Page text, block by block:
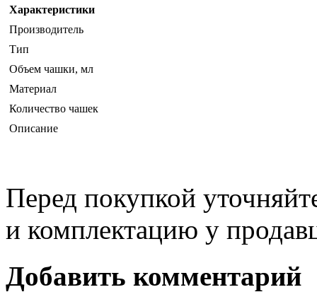
Характеристики
Производитель
Тип
Объем чашки, мл
Материал
Количество чашек
Описание
Перед покупкой
и комплектацию у
Добавить комментарий